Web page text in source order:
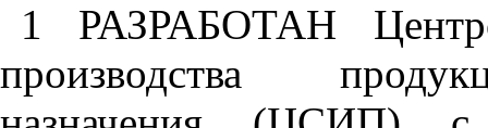
1 РАЗРАБОТАН
производства